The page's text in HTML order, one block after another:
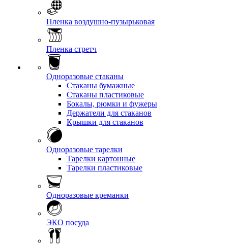
Пленка воздушно-пузырьковая
Пленка стретч
Одноразовые стаканы
Стаканы бумажные
Стаканы пластиковые
Бокалы, рюмки и фужеры
Держатели для стаканов
Крышки для стаканов
Одноразовые тарелки
Тарелки картонные
Тарелки пластиковые
Одноразовые креманки
ЭКО посуда